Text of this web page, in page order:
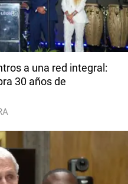
a una red integral:
30 años de